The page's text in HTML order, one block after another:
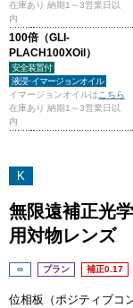
在庫あり 納期1～3営業日以
内
100倍（GLI-
PLACH100XOil）
安全装置付
液浸･イマージョンオイル
イマージョンオイルは こちら
在庫あり 納期1～3営業日以
内
K
無限遠補正光
用対物レンズ
∞ プラン 補正0.17
位相板（ポジティブコ